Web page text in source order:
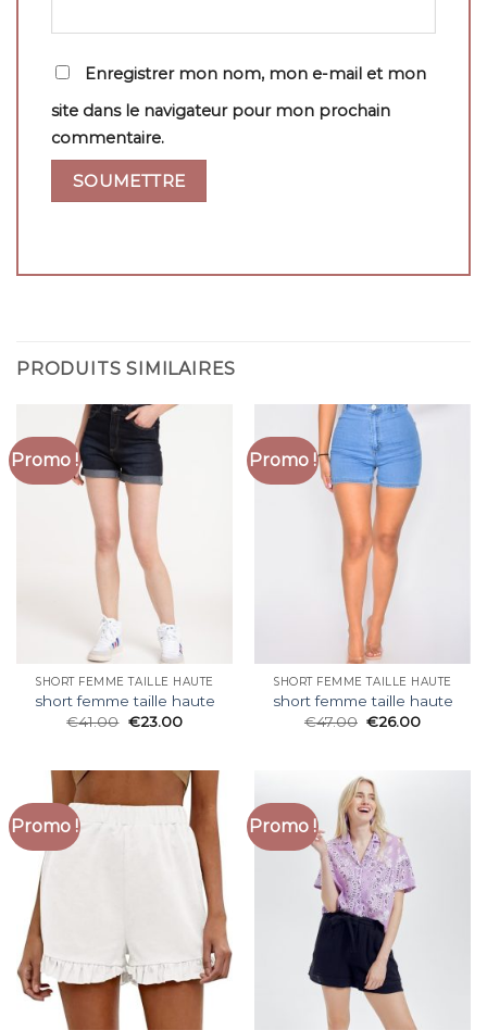
Enregistrer mon nom, mon e-mail et mon
site dans le navigateur pour mon prochain
commentaire.
PRODUITS SIMILAIRES
Promo !
SHORT FEMME TAILLE HAUTE
short femme taille haute
€41.00 €23.00
Promo !
SHORT FEMME TAILLE HAUTE
short femme taille haute
€47.00 €26.00
Promo ! Promo !